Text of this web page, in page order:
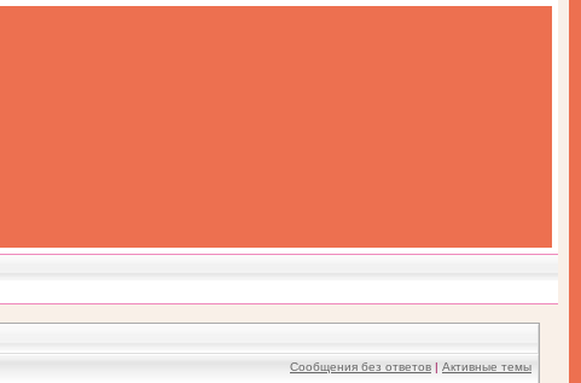
Сообщения без ответов | Активные темы